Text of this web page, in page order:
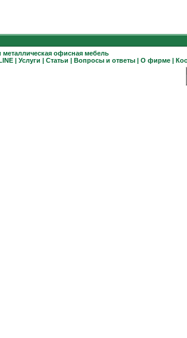
металлическая офисная мебель
| Услуги | Статьи | Вопросы и ответы | О фирме |